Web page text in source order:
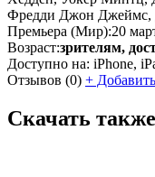
Фредди Джон Джеймс,
Премьера (Мир):20
Возраст:зрителям,
Доступно на: iPhone,
Отзывов (0) +
Скачать также